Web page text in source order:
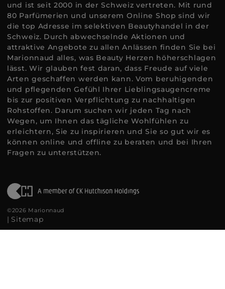
und ist seit 2000 in der Schweiz vertreten. Mit rund
80 Parfümerien und unserem Online Shop sind wir
die top Adresse im selektiven Beautyhandel in der
Schweiz. Durch abwechselnde Aktionen und
attraktive Angebote zu allen Anlässen finden Sie bei
Marionnaud alles, was Beauty Herzen höherschlagen
lässt. Wir glauben fest daran, dass Freude auf viele
Arten geschaffen werden kann. Vom beruhigenden
und pflegenden Gefühl Ihrer Lieblingsaugencreme
bis zur positiven Verpflichtung zu nachhaltigen
Rohstoffen. Darum suchen wir jeden Tag nach
Wegen, um Ihnen das tägliche Wohlfühlen zu
erleichtern, Sie zu inspirieren und Sie so gut wir es
können online und offline zu beraten und bei Ihren
Fragen zu unterstützen.
©2026 Marionnaud
| Sitemap